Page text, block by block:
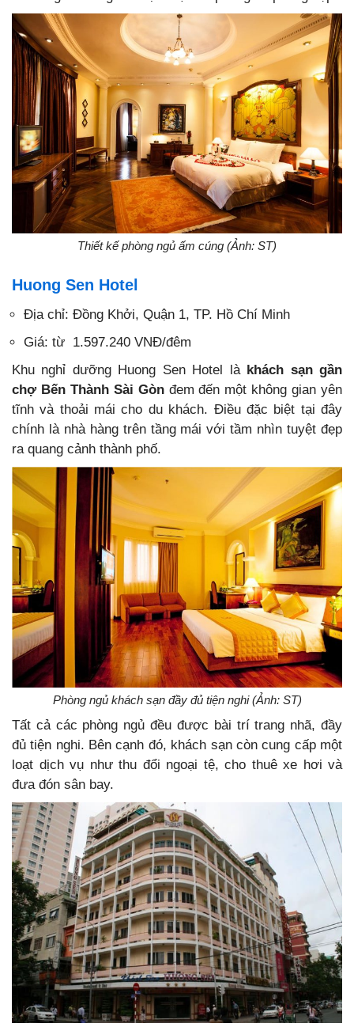
Thiết kế phòng ngủ ấm cúng (Ảnh: ST)
Huong Sen Hotel
Địa chỉ: Đồng Khởi, Quận 1, TP. Hồ Chí Minh
Giá: từ 1.597.240 VNĐ/đêm
Khu nghỉ dưỡng Huong Sen Hotel là khách sạn gần
chợ Bến Thành Sài Gònđem đến một không gian yên
tĩnh và thoải mái cho du khách. Điều đặc biệt tại đây
chính là nhà hàng trên tầng mái với tầm nhìn tuyệt đẹp
ra quang cảnh thành phố.
Phòng ngủ khách sạn đầy đủ tiện nghi (Ảnh: ST)
Tất cả các phòng ngủ đều được bài trí trang nhã, đầy
đủ tiện nghi. Bên cạnh đó, khách sạn còn cung cấp một
loạt dịch vụ như thu đổi ngoại tệ, cho thuê xe hơi và
đưa đón sân bay.